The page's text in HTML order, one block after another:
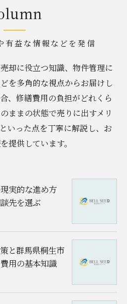
有益な情報などを発信
却に役立つ知識、物件管理に
を多角的な視点からお届けし
、修繕費用の負担がどれくら
ままの状態で売りに出すメリ
いった点を丁寧に解説し、お
提供しています。
実的な進め方
先を選ぶ
と群馬県桐生市
用の基本知識